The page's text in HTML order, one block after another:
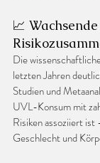
📈
Die
letzten Jahren
Studien und
UVL-Konsum mit
Risiken assoziiert ist
Geschlecht und